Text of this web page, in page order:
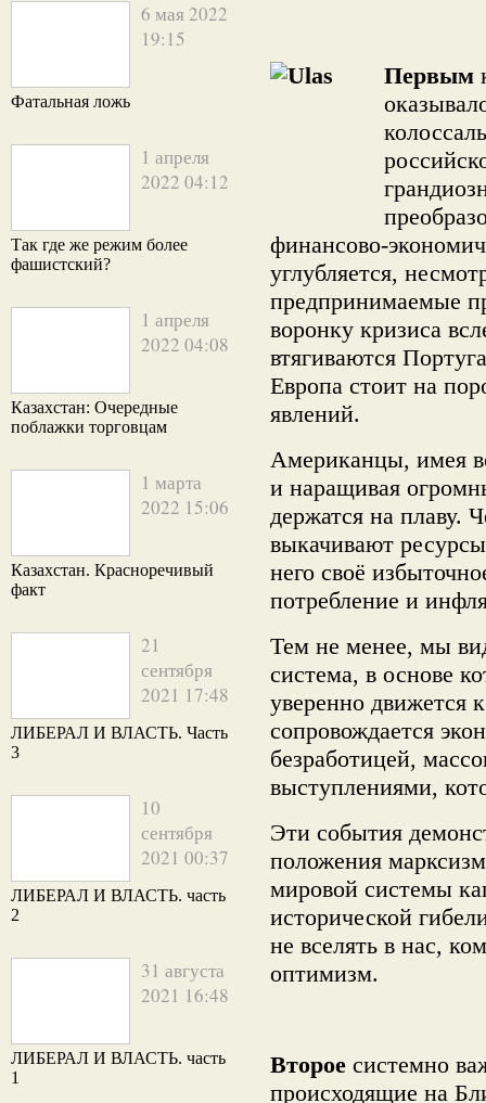
6 мая 2022
19:15
Фатальная ложь
1 апреля
2022 04:12
Так где же режим более
фашистский?
1 апреля
2022 04:08
Казахстан: Очередные
поблажки торговцам
1 марта
2022 15:06
Казахстан. Красноречивый
факт
21
сентября
2021 17:48
ЛИБЕРАЛ И ВЛАСТЬ. Часть
3
10
сентября
2021 00:37
ЛИБЕРАЛ И ВЛАСТЬ. часть
2
31 августа
2021 16:48
ЛИБЕРАЛ И ВЛАСТЬ. часть
1
Первым
финансово-
углубляется,
предпринимаемые
воронку кризиса
втягиваются
Европа стоит на
явлений.
Американцы, имея
и наращивая
держатся на плаву.
выкачивают
него своё
потребление и
Тем не менее, мы
система, в основе
уверенно движется
сопровождается
безработицей,
выступлениями,
Эти события
положения
мировой системы
исторической
не вселять в нас,
оптимизм.
Второе системно
происходящие на